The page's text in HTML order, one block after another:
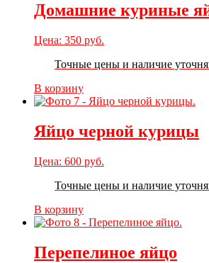
Домашние куриные
Цена: 350 руб.
Точные цены и наличие
В корзину
Яйцо черной курицы
Цена: 600 руб.
Точные цены и наличие
В корзину
Перепелиное яйцо